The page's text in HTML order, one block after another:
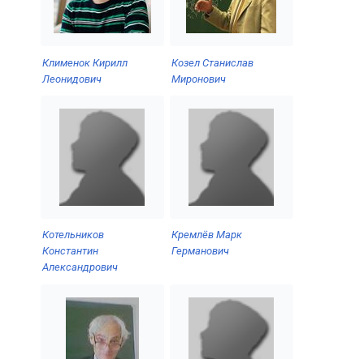
Клименок Кирилл
Леонидович
Козел Станислав
Миронович
Котельников
Константин
Александрович
Кремлёв Марк
Германович